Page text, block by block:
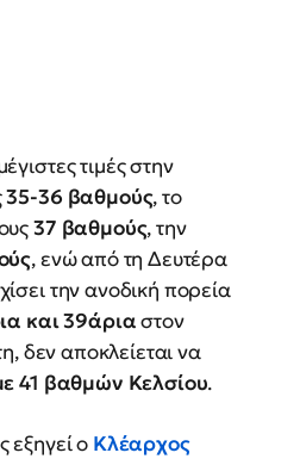
τιμές στην
35-36 βαθμούς, το
37 βαθμούς, την
, ενώ από τη Δευτέρα
την ανοδική πορεία
και 39άριαστον
δεν αποκλείεται να
41 βαθμών Κελσίου.
εξηγεί ο Κλέαρχος